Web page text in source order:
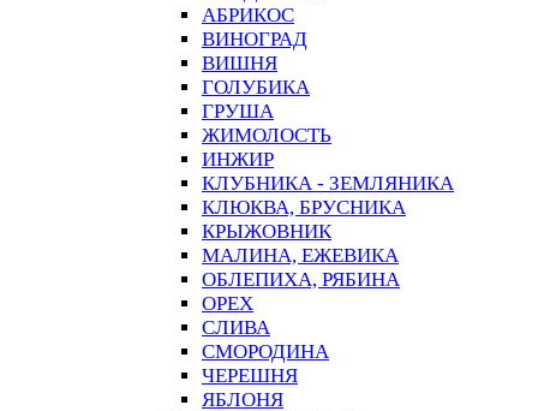
АБРИКОС
ВИНОГРАД
ВИШНЯ
ГОЛУБИКА
ГРУША
ЖИМОЛОСТЬ
ИНЖИР
КЛУБНИКА - ЗЕМЛЯНИКА
КЛЮКВА, БРУСНИКА
КРЫЖОВНИК
МАЛИНА, ЕЖЕВИКА
ОБЛЕПИХА, РЯБИНА
ОРЕХ
СЛИВА
СМОРОДИНА
ЧЕРЕШНЯ
ЯБЛОНЯ